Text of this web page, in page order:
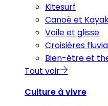
Kitesurf
Canoë et
Voile et glisse
Croisières
Bien-être et
Tout voir
Culture à vivre